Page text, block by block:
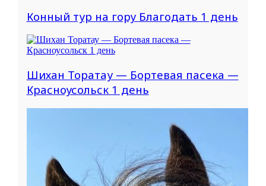
Конный тур на гору Благодать 1 день
Шихан Торатау — Бортевая пасека —
Красноусольск 1 день